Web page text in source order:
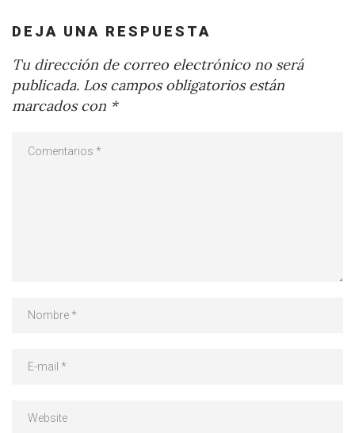
DEJA UNA RESPUESTA
Tu dirección de correo electrónico no será
publicada. Los campos obligatorios están
marcados con *